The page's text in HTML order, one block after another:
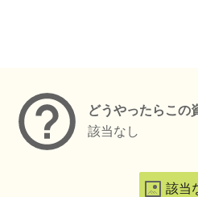
どうやったらこの
該当なし
該当